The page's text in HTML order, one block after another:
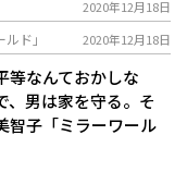
2020年12月18日
ド」 2020年12月18日
等なんておかしな
、男は家を守る。そ
子「ミラーワール